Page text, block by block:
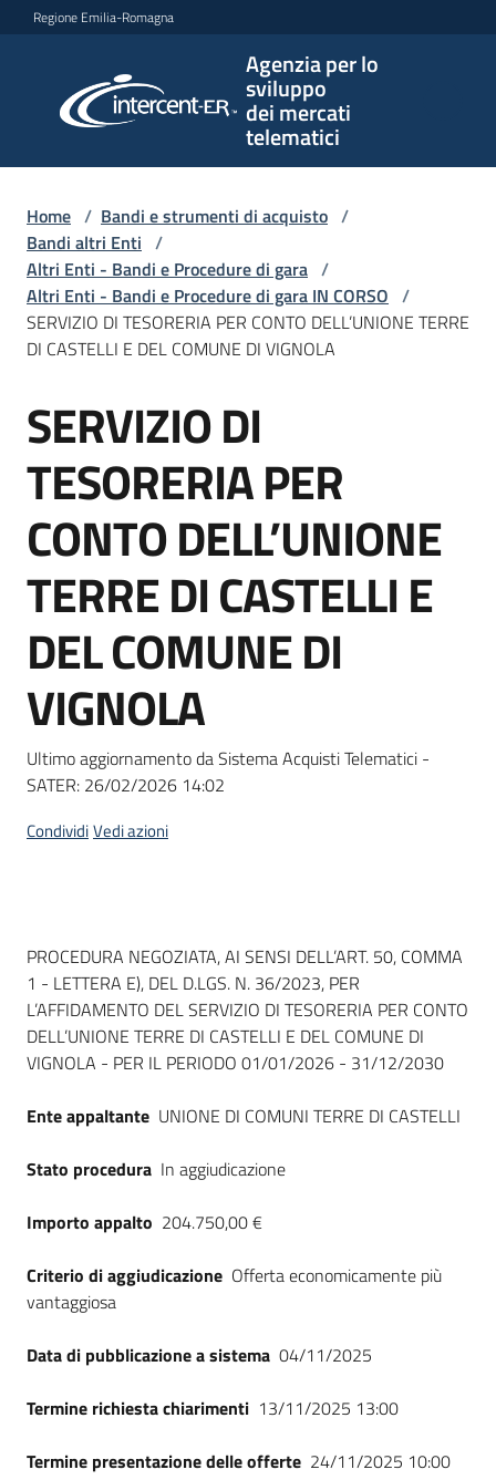
Vai al contenuto
Vai alla navigazione
Vai al footer
Regione Emilia-Romagna
Agenzia per lo
sviluppo
dei mercati
telematici
per lo
sviluppo
telematici
L'Agenzia
Bandi
e
Supporto
Piattaforme
telematiche
Seguici
su
Home / Bandi e strumenti di acquisto /
Bandi altri Enti /
Altri Enti - Bandi e Procedure di gara /
Altri Enti - Bandi e Procedure di gara IN CORSO /
SERVIZIO DI TESORERIA PER CONTO DELL’UNIONE TERRE
DI CASTELLI E DEL COMUNE DI VIGNOLA
Salta al contenuto
SERVIZIO DI
TESORERIA PER
CONTO DELL’UNIONE
TERRE DI CASTELLI E
DEL COMUNE DI
VIGNOLA
Ultimo aggiornamento da Sistema Acquisti Telematici -
SATER: 26/02/2026 14:02
CondividiVedi azioni
Dati del bando
PROCEDURA NEGOZIATA, AI SENSI DELL’ART. 50, COMMA
1 - LETTERA E), DEL D.LGS. N. 36/2023, PER
L’AFFIDAMENTO DEL SERVIZIO DI TESORERIA PER CONTO
DELL’UNIONE TERRE DI CASTELLI E DEL COMUNE DI
VIGNOLA - PER IL PERIODO 01/01/2026 - 31/12/2030
Ente appaltante UNIONE DI COMUNI TERRE DI CASTELLI
Stato procedura In aggiudicazione
Importo appalto 204.750,00 €
Criterio di aggiudicazione Offerta economicamente più
vantaggiosa
Data di pubblicazione a sistema 04/11/2025
Termine richiesta chiarimenti 13/11/2025 13:00
Termine presentazione delle offerte 24/11/2025 10:00